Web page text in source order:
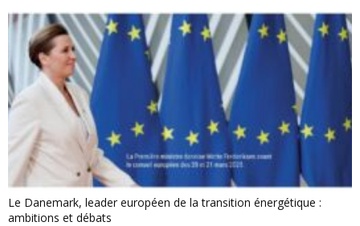
Le Danemark, leader européen de la transition énergétique :
ambitions et débats